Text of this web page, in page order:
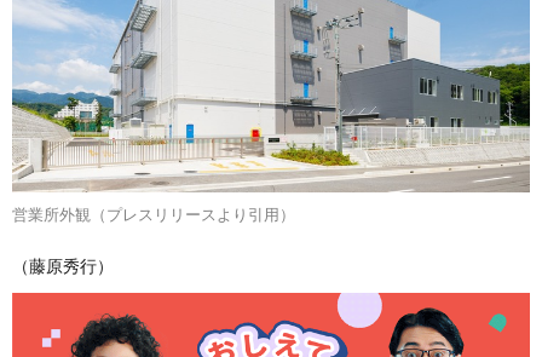
営業所外観（プレスリリースより引用）
（藤原秀行）